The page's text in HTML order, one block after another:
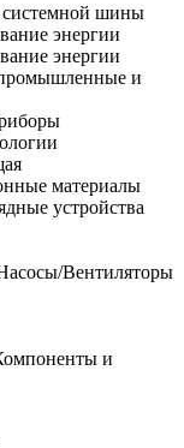
системной шины
энергии
энергии
и
материалы
устройства
Вентиляторы
и